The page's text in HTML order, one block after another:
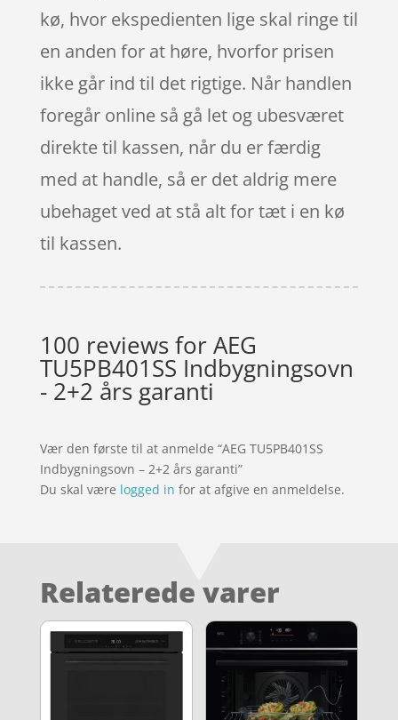
kø, hvor ekspedienten lige skal ringe til
en anden for at høre, hvorfor prisen
ikke går ind til det rigtige. Når handlen
foregår online så gå let og ubesværet
direkte til kassen, når du er færdig
med at handle, så er det aldrig mere
ubehaget ved at stå alt for tæt i en kø
til kassen.
100 reviews forAEG
TU5PB401SS Indbygningsovn
- 2+2 års garanti
Vær den første til at anmelde “AEG TU5PB401SS
Indbygningsovn – 2+2 års garanti”
Du skal være logged in for at afgive en anmeldelse.
Relaterede varer